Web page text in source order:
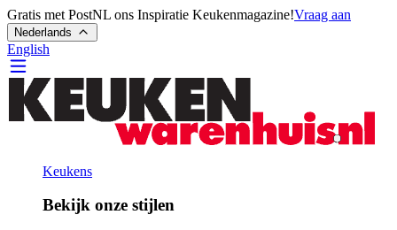
Gratis met PostNL ons Inspiratie Keukenmagazine!Vraag aan
Nederlands
English
Keukens
Bekijk onze stijlen